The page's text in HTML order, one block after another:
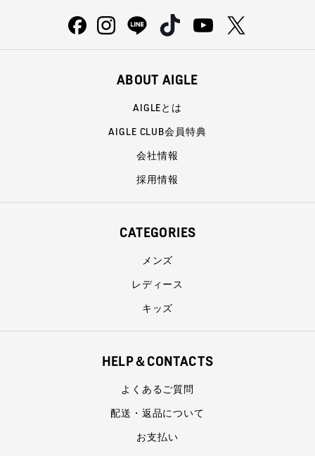
ABOUT AIGLE
AIGLEとは
AIGLE CLUB会員特典
会社情報
採用情報
CATEGORIES
メンズ
レディース
キッズ
HELP＆CONTACTS
よくあるご質問
配送・返品について
お支払い